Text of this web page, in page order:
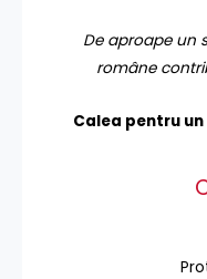
De aproape un
române
Calea pentru